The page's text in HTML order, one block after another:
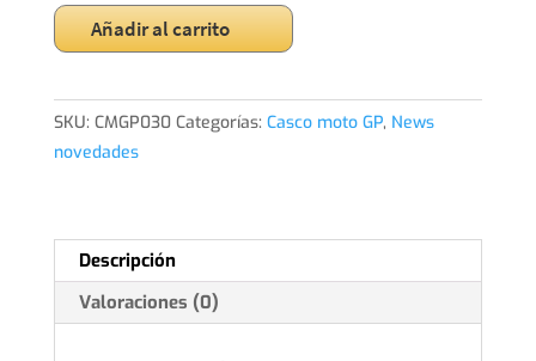
1/5
Casco
piloto
2009
cantidad
Añadir al carrito
SKU: CMGP030 Categorías: Casco moto GP, News
novedades
Descripción
Valoraciones (0)